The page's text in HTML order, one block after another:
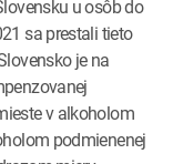
u osôb do
sa prestali tieto
je na
v alkoholom
podmienenej